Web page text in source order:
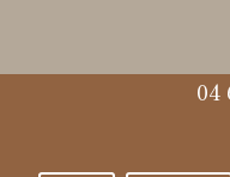
04